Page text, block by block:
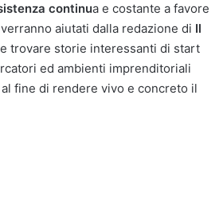
continua e costante a favore
aiutati dalla redazione di Il
trovare storie interessanti di start
ed ambienti imprenditoriali
fine di rendere vivo e concreto il